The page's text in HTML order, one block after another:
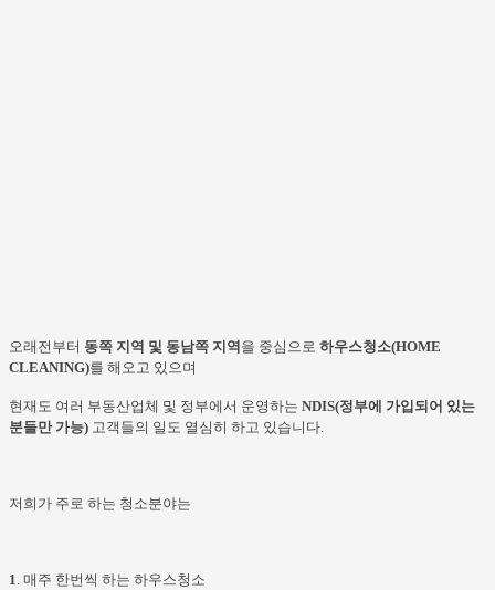
오래전부터 동쪽 지역 및 동남쪽 지역 을 중심으로 하우스청소(HOME
CLEANING)를 해오고 있으며
현재도 여러 부동산업체 및 정부에서 운영하는 NDIS(정부에 가입되어 있는
분들만 가능) 고객들의 일도 열심히 하고 있습니다.
저희가 주로 하는 청소분야는
1. 매주 한번씩 하는 하우스청소